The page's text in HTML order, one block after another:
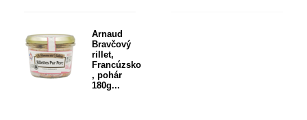
Arnaud
Bravčový
rillet,
Francúzsko
, pohár
180g...